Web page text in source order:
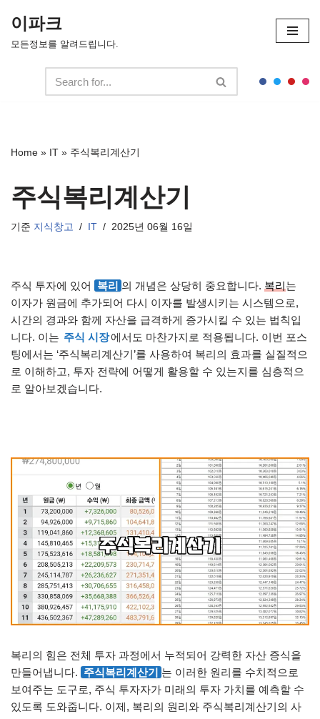
콘
기
이파크
모든정보를 알려드립니다.
Home » IT » 주식복리계산기
주식복리계산기
기준 지식창고 IT 2025년 06월 16일
주식 투자에 있어 복리 의 개념은 상당히 중요합니다. 복리는
이자가 원금에 추가되어 다시 이자를 발생시키는 시스템으로,
시간의 경과와 함께 자산을 급격하게 증가시킬 수 있는 법칙입
니다. 이는 주식 시장에서도 마찬가지로 적용됩니다. 이번 포스
팅에서는 ‘주식복리계산기’를 사용하여 복리의 효과를 실질적으
로 이해하고, 투자 전략에 어떻게 활용할 수 있는지를 심층적으
로 알아보겠습니다.
복리의 힘은 전체 투자 과정에서 누적되어 강력한 자산 증식을
만들어냅니다. 주식복리계산기 는 이러한 원리를 수치적으로
보여주는 도구로, 주식 투자자가 미래의 투자 가치를 예측할 수
있도록 도와줍니다. 이제, 복리의 원리와 주식복리계산기의 사